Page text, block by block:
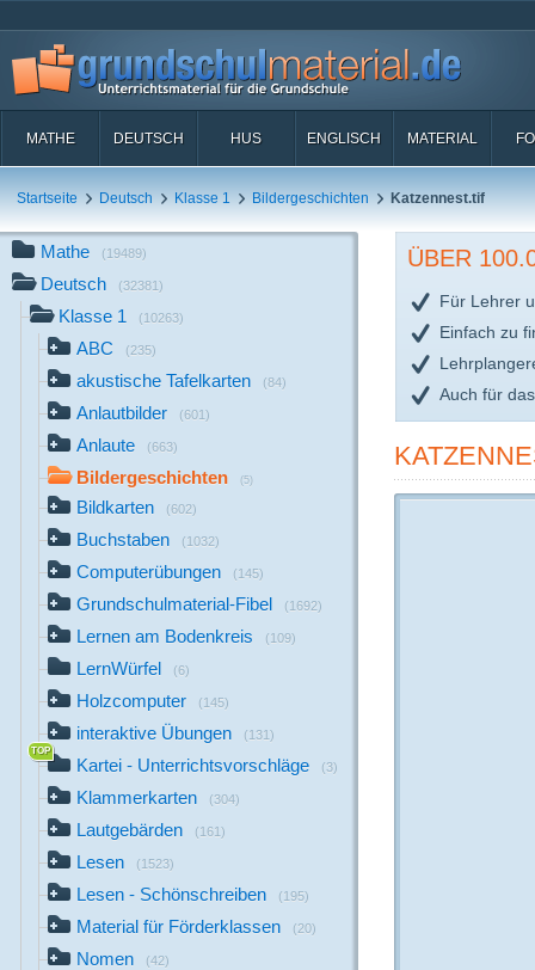
MATHE DEUTSCH HUS ENGLISCH MATERIAL
Startseite Deutsch Klasse 1 Bildergeschichten Katzennest.tif
Mathe (19489)
Deutsch (32381)
Klasse 1 (10263)
ABC (235)
akustische Tafelkarten (84)
Anlautbilder (601)
Anlaute (663)
Bildergeschichten (5)
Bildkarten (602)
Buchstaben (1032)
Computerübungen (145)
Grundschulmaterial-Fibel (1692)
Lernen am Bodenkreis (109)
LernWürfel (6)
Holzcomputer (145)
interaktive Übungen (131)
Kartei - Unterrichtsvorschläge (3)
Klammerkarten (304)
Lautgebärden (161)
Lesen (1523)
Lesen - Schönschreiben (195)
Material für Förderklassen (20)
Nomen (42)
ÜBER
Für Lehrer
Einfach zu
Auch für